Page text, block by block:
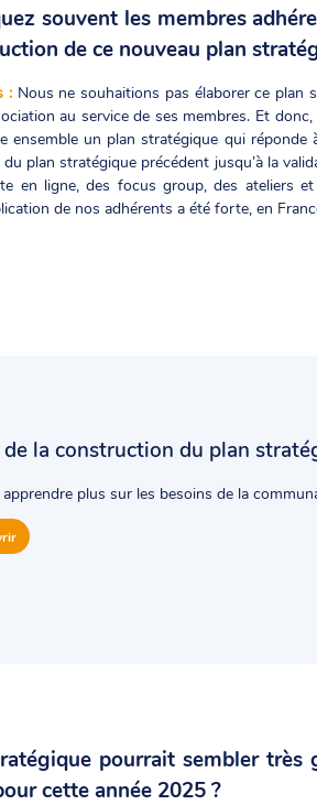
souvent les membres
de ce nouveau plan
: Nous ne souhaitions pas élaborer ce plan
au service de ses membres. Et
ensemble un plan stratégique qui
plan stratégique précédent jusqu’à la
en ligne, des focus group, des ateliers
de nos adhérents a été forte, en
la construction du plan
plus sur les besoins de la
pourrait sembler très
cette année 2025 ?